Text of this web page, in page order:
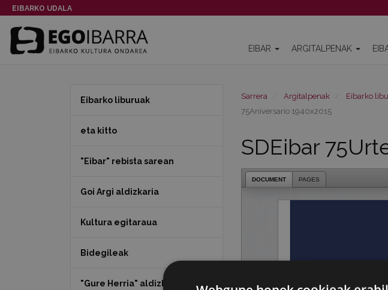
EIBARKO UDALA
EIBAR ARGITALPENAK
Sarrera Argitalpenak Eibarko
75Aniversario 1940x2015
SDEibar
DOCUMENT PAGES
Eibarko liburuak
eta kitto
"Eibar" rebista sarean
Goi Argi aldizkaria
Kultura egitaraua
Bidegileak
"Gure Herria" aldizkaria